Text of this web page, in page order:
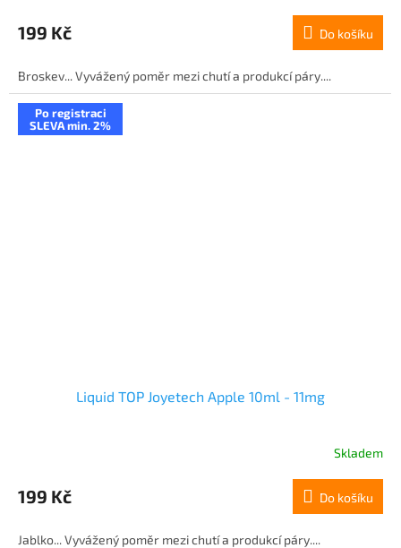
199 Kč Do košíku
Broskev... Vyvážený poměr mezi chutí a produkcí páry....
Po registraci
SLEVA min. 2%
Liquid TOP Joyetech Apple 10ml - 11mg
Skladem
199 Kč Do košíku
Jablko... Vyvážený poměr mezi chutí a produkcí páry....